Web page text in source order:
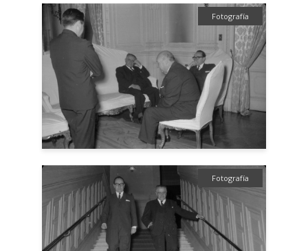
Fotografía
Fotografía